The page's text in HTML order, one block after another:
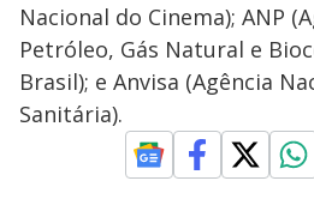
Nacional do Cinema); ANP
Petróleo, Gás Natural e
Brasil); e Anvisa (Agência
Sanitária).